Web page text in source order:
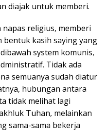
diajak untuk memberi.
religius, memberi
bentuk kasih saying yang
system komunis,
Tidak ada
semuanya sudah diatur
hubungan antara
tidak melihat lagi
Tuhan, melainkan
sama-sama bekerja